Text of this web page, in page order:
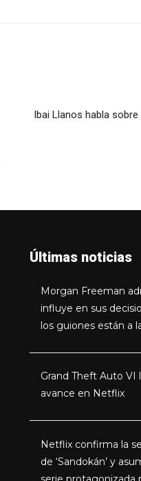
Ibai Llanos habla
Últimas noticias
Morgan Freeman
influye en sus
los guiones están a
Grand Theft Auto VI
avance en Netflix
Netflix confirma la
de ‘Sandokán’ y